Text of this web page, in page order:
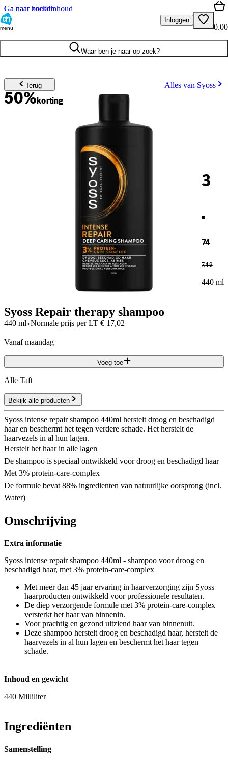
Ga naar hoofdinhoud
Ga naar zoeken
menu
Inloggen
0.00
Waar ben je naar op zoek?
Terug Alles van Syoss
50%korting
3
.
74
7.49
440 ml
Syoss Repair therapy shampoo
440 ml·Normale prijs per LT € 17,02
vanaf maandag
Voeg toe
Alle Taft
Bekijk alle producten
Syoss intense repair shampoo 440ml herstelt droog en beschadigd
haar en beschermt het tegen verdere schade. Het herstelt de
haarvezels in al hun lagen.
Herstelt het haar in alle lagen
De shampoo is speciaal ontwikkeld voor droog en beschadigd haar
Met 3% protein-care-complex
De formule bevat 88% ingredienten van natuurlijke oorsprong (incl.
Water)
Omschrijving
Extra informatie
Syoss intense repair shampoo 440ml - shampoo voor droog en
beschadigd haar, met 3% protein-care-complex
Met meer dan 45 jaar ervaring in haarverzorging zijn Syoss
haarproducten ontwikkeld voor professionele resultaten.
De diep verzorgende formule met 3% protein-care-complex
versterkt het haar van binnenin.
Voor prachtig en gezond uitziend haar van binnenuit.
Deze shampoo herstelt droog en beschadigd haar, herstelt de
haarvezels in al hun lagen en beschermt het haar tegen
schade.
Inhoud en gewicht
440 Milliliter
Ingrediënten
Samenstelling